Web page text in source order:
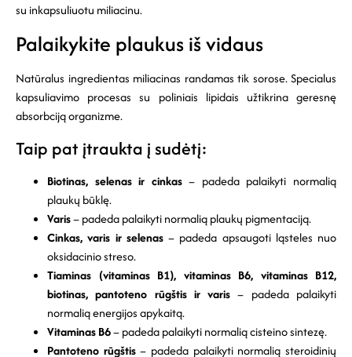
su inkapsuliuotu miliacinu.
Palaikykite plaukus iš vidaus
Natūralus ingredientas miliacinas randamas tik sorose. Specialus
kapsuliavimo procesas su poliniais lipidais užtikrina geresnę
absorbciją organizme.
Taip pat įtraukta į sudėtį:
Biotinas, selenas ir cinkas– padeda palaikyti normalią
plaukų būklę.
Varis– padeda palaikyti normalią plaukų pigmentaciją.
Cinkas, varis ir selenas– padeda apsaugoti ląsteles nuo
oksidacinio streso.
Tiaminas (vitaminas B1), vitaminas B6, vitaminas B12,
biotinas, pantoteno rūgštis ir varis – padeda palaikyti
normalią energijos apykaitą.
Vitaminas B6– padeda palaikyti normalią cisteino sintezę.
Pantoteno rūgštis– padeda palaikyti normalią steroidinių